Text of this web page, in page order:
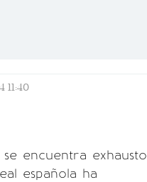
11:40
se encuentra exhausto
española ha